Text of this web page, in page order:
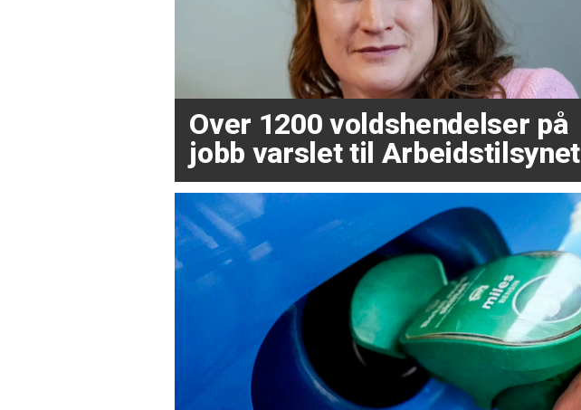
Over 1200 voldshendelser på
jobb varslet til Arbeidstilsynet